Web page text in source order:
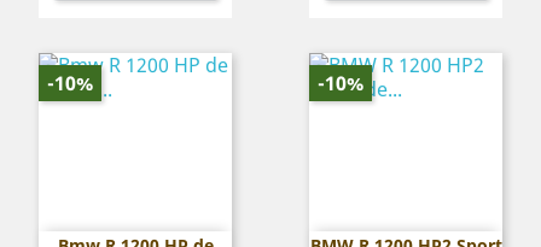
-10% -10%